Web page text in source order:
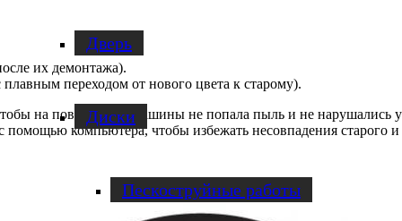
Дверь
Диски
Пескоструйные работы
их демонтажа).
переходом от нового цвета к старому).
на поверхность машины не попала пыль и не нарушались
помощью компьютера, чтобы избежать несовпадения старого